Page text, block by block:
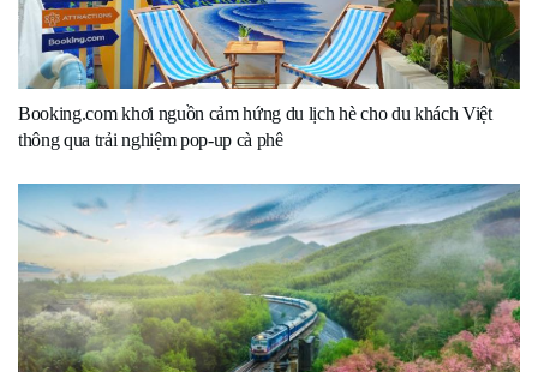
Booking.com khơi nguồn cảm hứng du lịch hè cho du khách Việt
thông qua trải nghiệm pop-up cà phê